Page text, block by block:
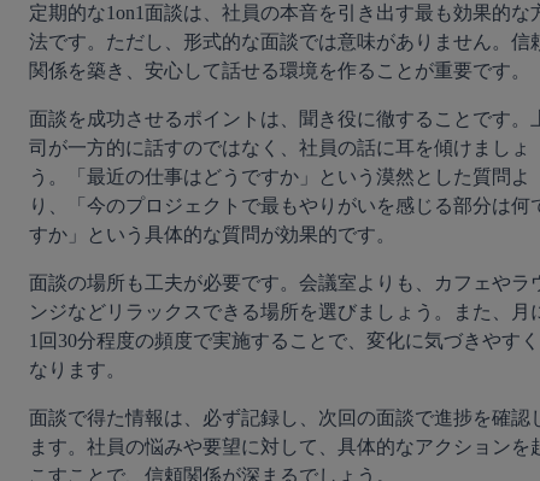
定期的な1on1面談は、社員の本音を引き出す最も効果的な
法です。ただし、形式的な面談では意味がありません。信
関係を築き、安心して話せる環境を作ることが重要です。
面談を成功させるポイントは、聞き役に徹することです。
司が一方的に話すのではなく、社員の話に耳を傾けましょ
う。「最近の仕事はどうですか」という漠然とした質問よ
り、「今のプロジェクトで最もやりがいを感じる部分は何
すか」という具体的な質問が効果的です。
面談の場所も工夫が必要です。会議室よりも、カフェやラ
ンジなどリラックスできる場所を選びましょう。また、月
1回30分程度の頻度で実施することで、変化に気づきやすく
なります。
面談で得た情報は、必ず記録し、次回の面談で進捗を確認
ます。社員の悩みや要望に対して、具体的なアクションを
こすことで、信頼関係が深まるでしょう。